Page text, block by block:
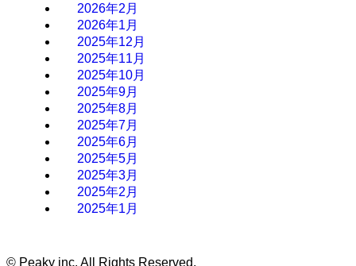
2026年2月
2026年1月
2025年12月
2025年11月
2025年10月
2025年9月
2025年8月
2025年7月
2025年6月
2025年5月
2025年3月
2025年2月
2025年1月
© Peaky inc. All Rights Reserved.